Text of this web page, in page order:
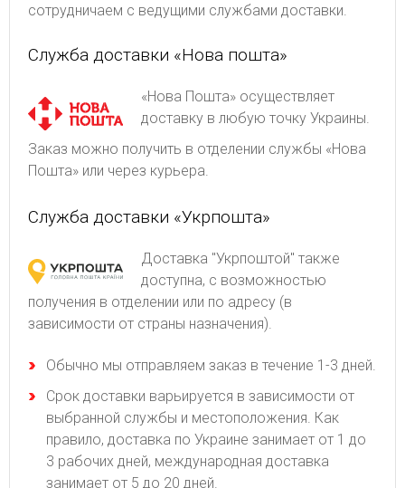
сотрудничаем с ведущими службами доставки.
Служба доставки «Нова пошта»
«Нова Пошта» осуществляет
доставку в любую точку Украины.
Заказ можно получить в отделении службы «Нова
Пошта» или через курьера.
Служба доставки «Укрпошта»
Доставка "Укрпоштой" также
доступна, с возможностью
получения в отделении или по адресу (в
зависимости от страны назначения).
Обычно мы отправляем заказ в течение 1-3 дней.
Срок доставки варьируется в зависимости от
выбранной службы и местоположения. Как
правило, доставка по Украине занимает от 1 до
3 рабочих дней, международная доставка
занимает от 5 до 20 дней.